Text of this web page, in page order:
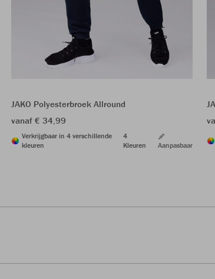
JAKO Polyesterbroek Allround
vanaf € 34,99
Verkrijgbaar in 4 verschillende
kleuren
4
Kleuren
Aanpasbaar